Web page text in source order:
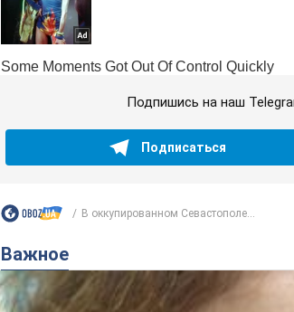
Подпишись на наш
Подписаться
В оккупированном Севастополе...
Важное